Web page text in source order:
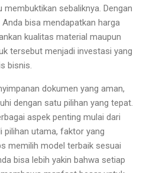
sebaliknya. Dengan
bisa mendapatkan harga
kualitas material maupun
tersebut menjadi investasi yang
bisnis.
dokumen yang aman,
dengan satu pilihan yang tepat.
aspek penting mulai dari
pilihan utama, faktor yang
memilih model terbaik sesuai
bisa lebih yakin bahwa setiap